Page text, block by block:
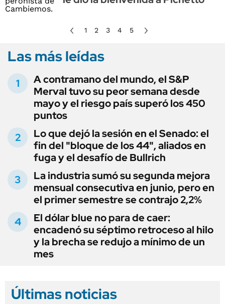
1 2 3 4 5
Las más leídas
A contramano del mundo, el S&P
Merval tuvo su peor semana desde
mayo y el riesgo país superó los 450
puntos
Lo que dejó la sesión en el Senado: el
fin del "bloque de los 44", aliados en
fuga y el desafío de Bullrich
La industria sumó su segunda mejora
mensual consecutiva en junio, pero en
el primer semestre se contrajo 2,2%
El dólar blue no para de caer:
encadenó su séptimo retroceso al hilo
y la brecha se redujo a mínimo de un
mes
Últimas noticias